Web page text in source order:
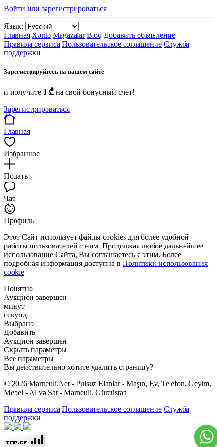
Войти или зарегистрироваться
Язык:
Главная Xəritə Mağazalar Bloq Добавить объявление
Правила сервиса Пользовательское соглашение Служба
поддержки
Зарегистрируйтесь на нашем сайте
и получите 1 ₾ на свой бонусный счет!
Зарегистрироваться
Главная
Избранное
Подать
Чат
Профиль
Этот Сайт использует файлы cookies для более удобной
работы пользователей с ним. Продолжая любое дальнейшее
использование Сайта, Вы соглашаетесь с этим. Более
подробная информация доступна в Политики использования
cookie
Понятно
Аукцион завершен
минут
секунд
Выбрано
Добавить
Аукцион завершен
Скрыть параметры
Все параметры
Вы действительно хотите удалить страницу?
© 2026 Marneuli.Net - Pulsuz Elanlar - Maşın, Ev, Telefon, Geyim,
Mebel - Al və Sat - Marneuli, Gürcüstan
Правила сервиса Пользовательское соглашение Служба
поддержки